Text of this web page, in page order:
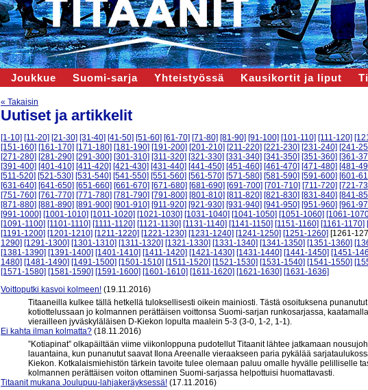
Joukkue Suomi-sarja Yhteistyössä Kausikortit ja liput
« Takaisin
Uutiset ja artikkelit
[1-10] [11-20] [21-30] [31-40] [41-50] [51-60] [61-70] [71-80] [81-90] [91-100] [101-110] [111-120]
[151-160] [161-170] [171-180] [181-190] [191-200] [201-210] [211-220] [221-230] [231-240] [241-
[271-280] [281-290] [291-300] [301-310] [311-320] [321-330] [331-340] [341-350] [351-360] [361-
[391-400] [401-410] [411-420] [421-430] [431-440] [441-450] [451-460] [461-470] [471-480] [481-
[511-520] [521-530] [531-540] [541-550] [551-560] [561-570] [571-580] [581-590] [591-600] [601-
[631-640] [641-650] [651-660] [661-670] [671-680] [681-690] [691-700] [701-710] [711-720] [721-
[751-760] [761-770] [771-780] [781-790] [791-800] [801-810] [811-820] [821-830] [831-840] [841-
[871-880] [881-890] [891-900] [901-910] [911-920] [921-930] [931-940] [941-950] [951-960] [961-
[991-1000] [1001-1010] [1011-1020] [1021-1030] [1031-1040] [1041-1050] [1051-1060] [1061-
[1091-1100] [1101-1110] [1111-1120] [1121-1130] [1131-1140] [1141-1150] [1151-1160] [1161-1170]
[1191-1200] [1201-1210] [1211-1220] [1221-1230] [1231-1240] [1241-1250] [1251-1260] [1261-
1290] [1291-1300] [1301-1310] [1311-1320] [1321-1330] [1331-1340] [1341-1350] [1351-1360]
[1381-1390] [1391-1400] [1401-1410] [1411-1420] [1421-1430] [1431-1440] [1441-1450] [1451-
1480] [1481-1490] [1491-1500] [1501-1510] [1511-1520] [1521-1530] [1531-1540] [1541-1550]
[1571-1580] [1581-1590] [1591-1600] [1601-1610] [1611-1620] [1621-1630] [1631-1636]
Voittoputki kasvoi kolmeen! (19.11.2016)
Titaaneilla kulkee tällä hetkellä tuloksellisesti oikein mainiosti. Tästä osoituksena
kotiottelussaan jo kolmannen perättäisen voittonsa Suomi-sarjan runkosarjassa,
vierailleen jyväskyläläisen D-Kiekon lopulta maalein 5-3 (3-0, 1-2, 1-1).
Ei kahta ilman kolmatta? (18.11.2016)
”Kotiapinat” olkapäiltään viime viikonloppuna pudotellut Titaanit lähtee jatkamaan
lauantaina, kun punanutut saavat Ilona Areenalle vieraakseen paria pykälää
Kiekon. Kotkalaismiehistön tärkein tavoite tulee olemaan paluu omalle hyvälle pelilliselle
kolmannen perättäisen voiton ottaminen Suomi-sarjassa helpottuisi huomattavasti.
Titaanit mukana Joulupuu-lahjakeräyksessä! (17.11.2016)